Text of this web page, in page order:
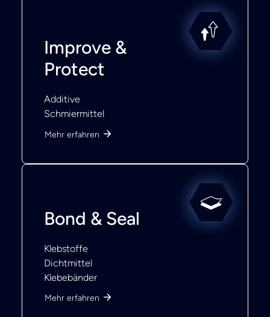
Improve &
Protect
Additive
Schmiermittel
Mehr erfahren
Bond & Seal
Klebstoffe
Dichtmittel
Klebebänder
Mehr erfahren